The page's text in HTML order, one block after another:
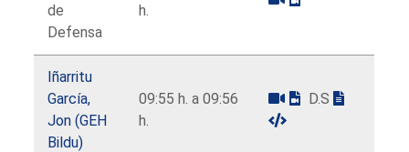
de
Defensa
h.
Iñarritu
García,
Jon (GEH
Bildu)
09:55 h. a 09:56
h.
D.S